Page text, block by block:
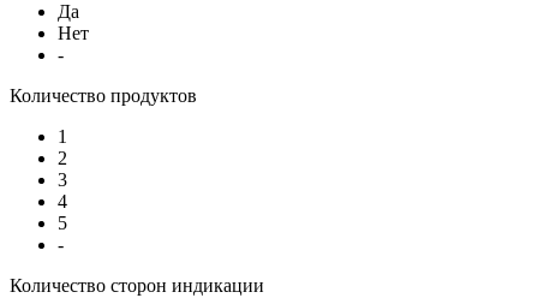
Да
Нет
-
Количество продуктов
1
2
3
4
5
-
Количество сторон индикации